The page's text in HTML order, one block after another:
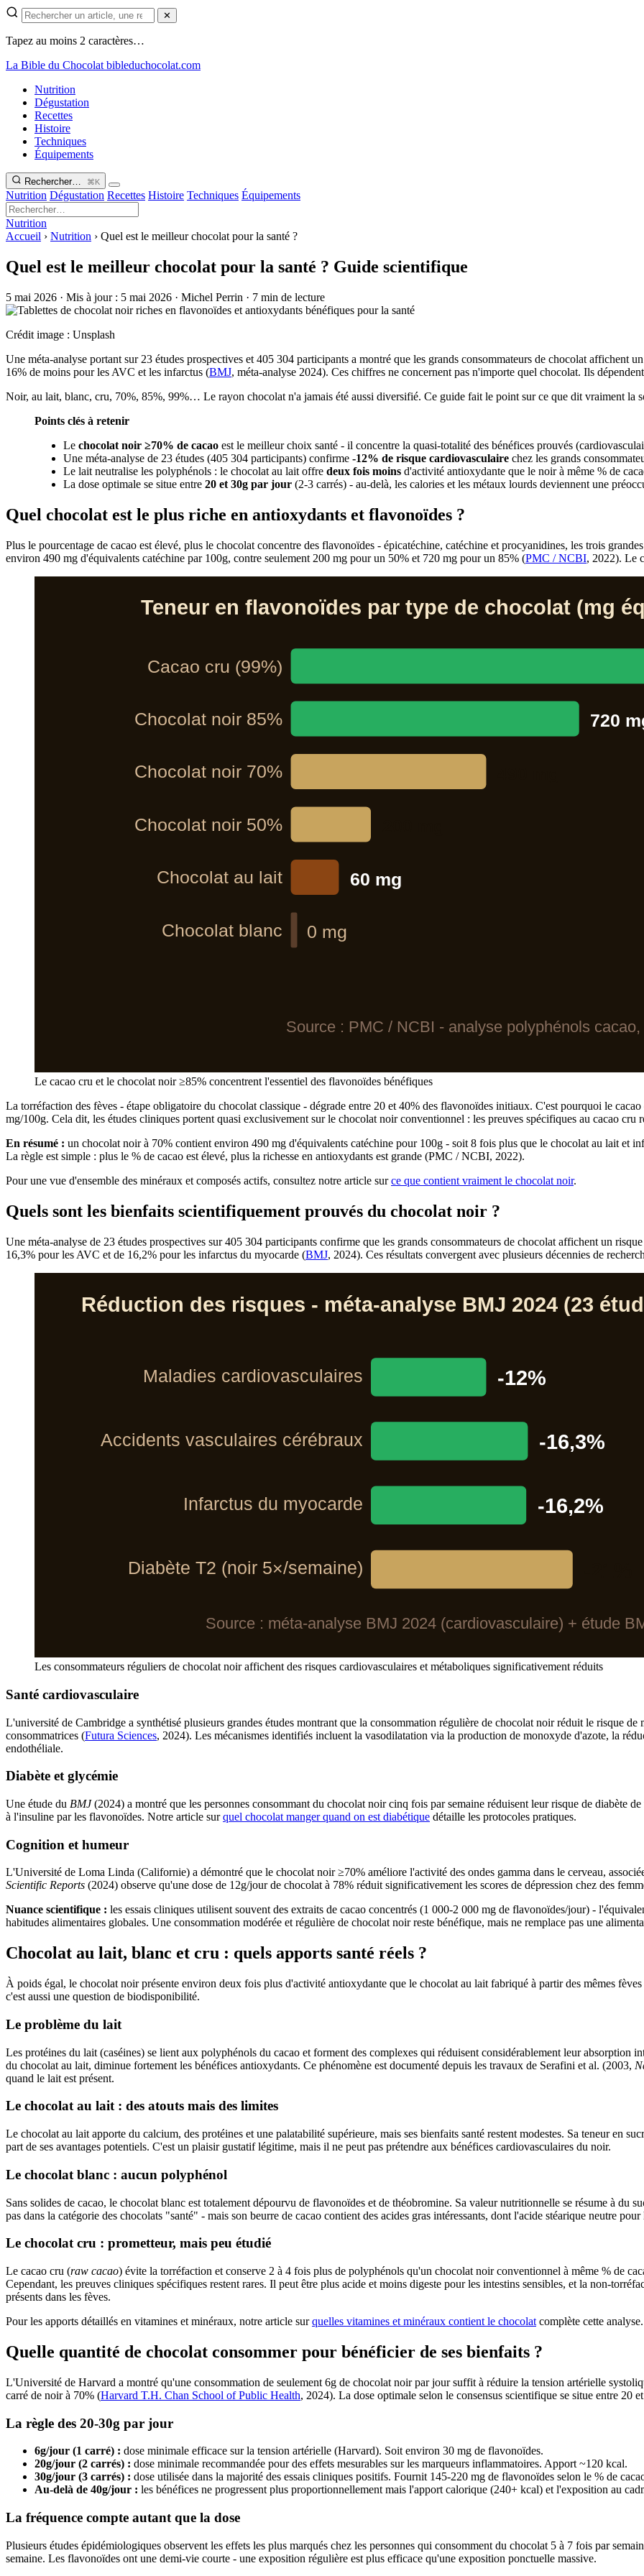
✕
Tapez au moins 2 caractères…
La Bible du Chocolat bibleduchocolat.com
Nutrition
Dégustation
Recettes
Histoire
Techniques
Équipements
Rechercher… ⌘K
Nutrition Dégustation Recettes Histoire Techniques Équipements
Nutrition
Accueil › Nutrition › Quel est le meilleur chocolat pour la santé ?
Quel est le meilleur chocolat pour la santé ? Guide scientifique
5 mai 2026 · Mis à jour : 5 mai 2026 · Michel Perrin · 7 min de lecture
Crédit image : Unsplash
Une méta-analyse portant sur 23 études prospectives et 405 304 participants a montré que les grands consommateurs de chocolat affichent
16% de moins pour les AVC et les infarctus (BMJ, méta-analyse 2024). Ces chiffres ne concernent pas n'importe quel chocolat. Ils
Noir, au lait, blanc, cru, 70%, 85%, 99%… Le rayon chocolat n'a jamais été aussi diversifié. Ce guide fait le point sur ce que dit vraiment la
Points clés à retenir
Le chocolat noir ≥70% de cacao est le meilleur choix santé - il concentre la quasi-totalité des bénéfices prouvés
Une méta-analyse de 23 études (405 304 participants) confirme -12% de risque cardiovasculaire chez les grands
Le lait neutralise les polyphénols : le chocolat au lait offre deux fois moins d'activité antioxydante que le noir à même % de
La dose optimale se situe entre 20 et 30g par jour (2-3 carrés) - au-delà, les calories et les métaux lourds deviennent une
Quel chocolat est le plus riche en antioxydants et flavonoïdes ?
Plus le pourcentage de cacao est élevé, plus le chocolat concentre des flavonoïdes - épicatéchine, catéchine et procyanidines, les trois
environ 490 mg d'équivalents catéchine par 100g, contre seulement 200 mg pour un 50% et 720 mg pour un 85% (PMC / NCBI, 2022). Le
Teneur en flavonoïdes par type de chocolat (mg
Cacao cru (99%)
Chocolat noir 85% 720
Chocolat noir 70%
Chocolat noir 50%
Chocolat au lait 60 mg
Chocolat blanc 0 mg
Source : PMC / NCBI - analyse polyphénols cacao,
Le cacao cru et le chocolat noir ≥85% concentrent l'essentiel des flavonoïdes bénéfiques
La torréfaction des fèves - étape obligatoire du chocolat classique - dégrade entre 20 et 40% des flavonoïdes initiaux. C'est pourquoi le cacao
mg/100g. Cela dit, les études cliniques portent quasi exclusivement sur le chocolat noir conventionnel : les preuves spécifiques au cacao cru
En résumé : un chocolat noir à 70% contient environ 490 mg d'équivalents catéchine pour 100g - soit 8 fois plus que le chocolat au lait et
La règle est simple : plus le % de cacao est élevé, plus la richesse en antioxydants est grande (PMC / NCBI, 2022).
Pour une vue d'ensemble des minéraux et composés actifs, consultez notre article surce que contient vraiment le chocolat noir.
Quels sont les bienfaits scientifiquement prouvés du chocolat noir ?
Une méta-analyse de 23 études prospectives sur 405 304 participants confirme que les grands consommateurs de chocolat affichent un
16,3% pour les AVC et de 16,2% pour les infarctus du myocarde (BMJ, 2024). Ces résultats convergent avec plusieurs décennies de
Réduction des risques - méta-analyse BMJ 2024 (23
Maladies cardiovasculaires -12%
Accidents vasculaires cérébraux -16,3%
Infarctus du myocarde -16,2%
Diabète T2 (noir 5×/semaine)
Source : méta-analyse BMJ 2024 (cardiovasculaire) + étude
Les consommateurs réguliers de chocolat noir affichent des risques cardiovasculaires et métaboliques significativement réduits
Santé cardiovasculaire
L'université de Cambridge a synthétisé plusieurs grandes études montrant que la consommation régulière de chocolat noir réduit le risque
consommatrices (Futura Sciences, 2024). Les mécanismes identifiés incluent la vasodilatation via la production de monoxyde d'azote, la
endothéliale.
Diabète et glycémie
Une étude du BMJ(2024) a montré que les personnes consommant du chocolat noir cinq fois par semaine réduisent leur risque de diabète
à l'insuline par les flavonoïdes. Notre article surquel chocolat manger quand on est diabétique détaille les protocoles pratiques.
Cognition et humeur
L'Université de Loma Linda (Californie) a démontré que le chocolat noir ≥70% améliore l'activité des ondes gamma dans le cerveau,
Scientific Reports (2024) observe qu'une dose de 12g/jour de chocolat à 78% réduit significativement les scores de dépression chez des
Nuance scientifique : les essais cliniques utilisent souvent des extraits de cacao concentrés (1 000-2 000 mg de flavonoïdes/jour) -
habitudes alimentaires globales. Une consommation modérée et régulière de chocolat noir reste bénéfique, mais ne remplace pas une
Chocolat au lait, blanc et cru : quels apports santé réels ?
À poids égal, le chocolat noir présente environ deux fois plus d'activité antioxydante que le chocolat au lait fabriqué à partir des mêmes fèves
c'est aussi une question de biodisponibilité.
Le problème du lait
Les protéines du lait (caséines) se lient aux polyphénols du cacao et forment des complexes qui réduisent considérablement leur absorption
du chocolat au lait, diminue fortement les bénéfices antioxydants. Ce phénomène est documenté depuis les travaux de Serafini et al. (2003,
quand le lait est présent.
Le chocolat au lait : des atouts mais des limites
Le chocolat au lait apporte du calcium, des protéines et une palatabilité supérieure, mais ses bienfaits santé restent modestes. Sa teneur en
part de ses avantages potentiels. C'est un plaisir gustatif légitime, mais il ne peut pas prétendre aux bénéfices cardiovasculaires du noir.
Le chocolat blanc : aucun polyphénol
Sans solides de cacao, le chocolat blanc est totalement dépourvu de flavonoïdes et de théobromine. Sa valeur nutritionnelle se résume à du
pas dans la catégorie des chocolats "santé" - mais son beurre de cacao contient des acides gras intéressants, dont l'acide stéarique neutre
Le chocolat cru : prometteur, mais peu étudié
Le cacao cru (raw cacao) évite la torréfaction et conserve 2 à 4 fois plus de polyphénols qu'un chocolat noir conventionnel à même % de
Cependant, les preuves cliniques spécifiques restent rares. Il peut être plus acide et moins digeste pour les intestins sensibles, et la non-
présents dans les fèves.
Pour les apports détaillés en vitamines et minéraux, notre article surquelles vitamines et minéraux contient le chocolat complète cette analyse.
Quelle quantité de chocolat consommer pour bénéficier de ses bienfaits ?
L'Université de Harvard a montré qu'une consommation de seulement 6g de chocolat noir par jour suffit à réduire la tension artérielle
carré de noir à 70% (Harvard T.H. Chan School of Public Health, 2024). La dose optimale selon le consensus scientifique se situe entre 20
La règle des 20-30g par jour
6g/jour (1 carré) : dose minimale efficace sur la tension artérielle (Harvard). Soit environ 30 mg de flavonoïdes.
20g/jour (2 carrés) : dose minimale recommandée pour des effets mesurables sur les marqueurs inflammatoires. Apport ~120 kcal.
30g/jour (3 carrés) : dose utilisée dans la majorité des essais cliniques positifs. Fournit 145-220 mg de flavonoïdes selon le % de
Au-delà de 40g/jour : les bénéfices ne progressent plus proportionnellement mais l'apport calorique (240+ kcal) et l'exposition au
La fréquence compte autant que la dose
Plusieurs études épidémiologiques observent les effets les plus marqués chez les personnes qui consomment du chocolat 5 à 7 fois par
semaine. Les flavonoïdes ont une demi-vie courte - une exposition régulière est plus efficace qu'une exposition ponctuelle massive.